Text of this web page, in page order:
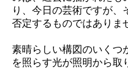
り、今日の芸術ですが、
否定するものではありま
素晴らしい構図のいくつ
を照らす光が照明から取